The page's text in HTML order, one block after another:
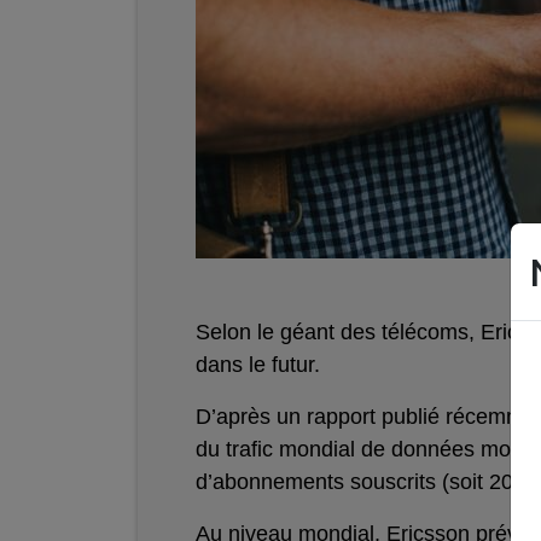
Selon le géant des télécoms,
dans le futur.
D’après un rapport publié
du trafic mondial de données
d’abonnements souscrits (soit 20%
Au niveau mondial, Ericsson